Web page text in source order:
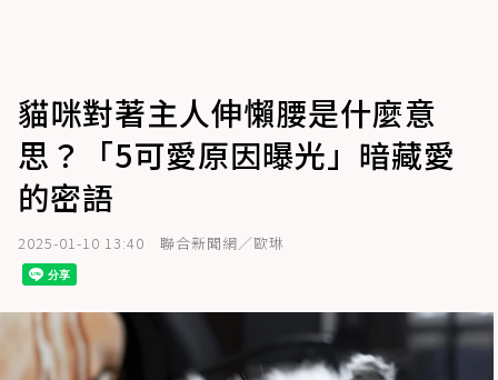
貓咪對著主人伸懶腰是什麼意
思？「5可愛原因曝光」暗藏愛
的密語
2025-01-10 13:40 聯合新聞網／歐琳